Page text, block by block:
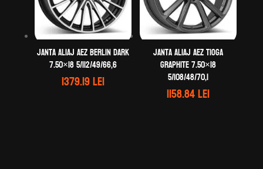
Janta aliaj AEZ Berlin dark
7.50×18 5/112/49/66,6
1379.19lei
Janta aliaj AEZ Tioga
graphite 7.50×18
5/108/48/70,1
1158.84lei